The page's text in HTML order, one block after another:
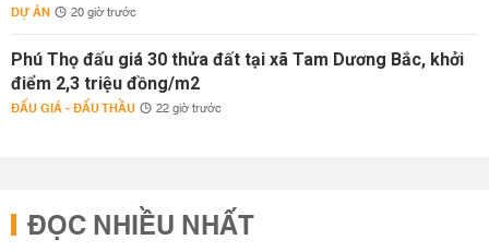
DỰ ÁN 20 giờ trước
Phú Thọ đấu giá 30 thửa đất tại xã Tam Dương Bắc, khởi
điểm 2,3 triệu đồng/m2
ĐẤU GIÁ - ĐẤU THẦU 22 giờ trước
ĐỌC NHIỀU NHẤT